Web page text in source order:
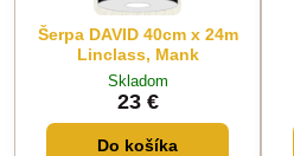
Šerpa DAVID 40cm x 24m
Linclass, Mank
Skladom
23 €
Do košíka